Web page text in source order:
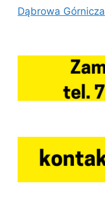
Dąbrowa Górnicza